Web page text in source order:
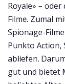
Royale» –
Filme. Zumal
Spionage-
Punkto Action,
abliefen.
gut und bietet